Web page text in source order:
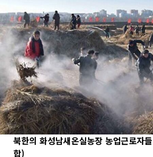
북한의 화성남새온실농장 농업근로자
합)